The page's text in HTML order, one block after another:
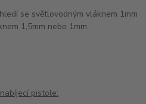
se světlovodným vláknem 1mm
1,5mm nebo 1mm.
pistole: